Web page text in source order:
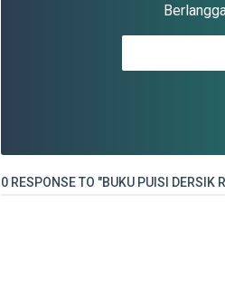
0 RESPONSE TO "BUKU PUISI DERSIK